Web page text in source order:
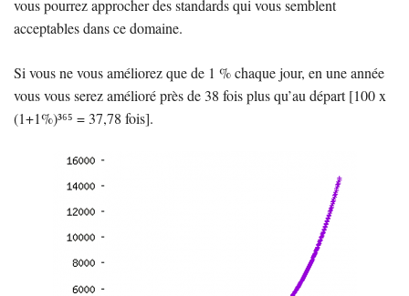
vous pourrez approcher des standards qui vous semblent
acceptables dans ce domaine.
Si vous ne vous améliorez que de 1 % chaque jour, en une année
vous vous serez amélioré près de 38 fois plus qu’au départ [100 x
(1+1%)³⁶⁵ = 37,78 fois].